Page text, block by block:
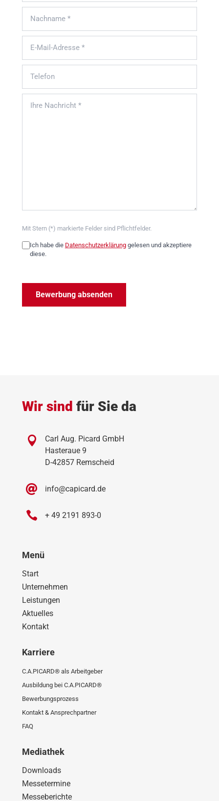
Mit Stern (*) markierte Felder sind Pflichtfelder.
Ich habe die Datenschutzerklärunggelesen und akzeptiere
diese.
lasse
diesesBewerbung absenden
Wir sind für Sie da

Carl Aug. Picard GmbH
Hasteraue 9
D-42857 Remscheid
 info@capicard.de
 + 49 2191 893-0
Menü
Start
Unternehmen
Leistungen
Aktuelles
Kontakt
Karriere
C.A.PICARD® als Arbeitgeber
Ausbildung bei C.A.PICARD®
Bewerbungsprozess
Kontakt & Ansprechpartner
FAQ
Mediathek
Downloads
Messetermine
Messeberichte